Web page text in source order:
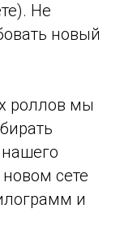
Не
новый
роллов мы
сете
и